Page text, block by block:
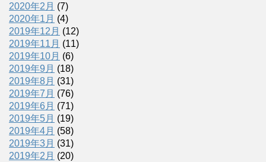
2020年2月 (7)
2020年1月 (4)
2019年12月 (12)
2019年11月 (11)
2019年10月 (6)
2019年9月 (18)
2019年8月 (31)
2019年7月 (76)
2019年6月 (71)
2019年5月 (19)
2019年4月 (58)
2019年3月 (31)
2019年2月 (20)